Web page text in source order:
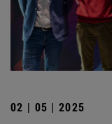
02 | 05 | 2025